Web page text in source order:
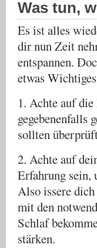
Was tun,
Es ist alles
dir nun Zeit
entspannen.
etwas
1. Achte auf
gegebenenfalls
sollten
2. Achte auf
Erfahrung sein,
Also issere
mit den
Schlaf
stärken.